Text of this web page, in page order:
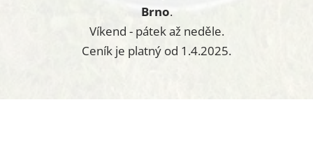
Brno.
Víkend - pátek až neděle.
Ceník je platný od 1.4.2025.